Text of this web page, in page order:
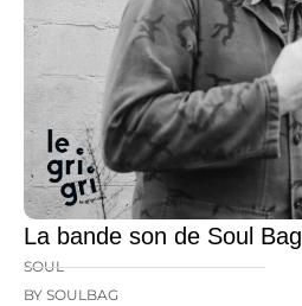
La bande son de Soul Bag
SOUL
BY SOULBAG